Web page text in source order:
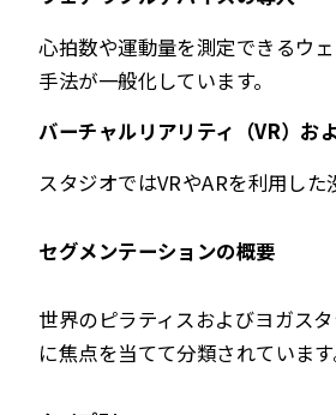
心拍数や運動量を測定できるウ
手法が一般化しています。
バーチャルリアリティ（VR）お
スタジオではVRやARを利用し
セグメンテーションの概要
世界のピラティスおよびヨガス
に焦点を当てて分類されています